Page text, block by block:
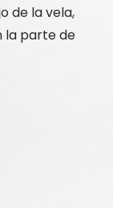
de la vela,
la parte de